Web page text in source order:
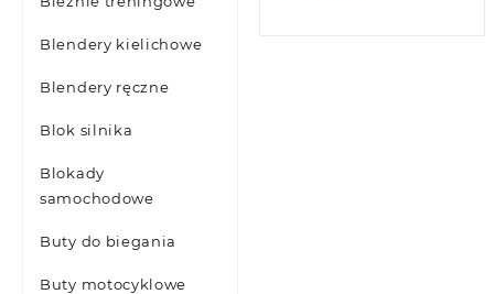
Blendery kielichowe
Blendery ręczne
Blok silnika
Blokady
samochodowe
Buty do biegania
Buty motocyklowe